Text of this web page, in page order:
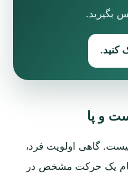
بگیرید.
کنید.
و پا
گاهی اولویت فرد،
یک حرکت مشخص در